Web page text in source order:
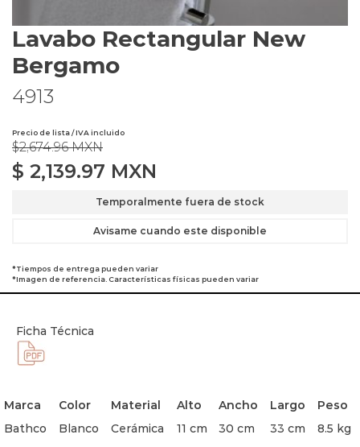
Lavabo Rectangular New
Bergamo
4913
Precio de lista / IVA incluido
$2,674.96 MXN
$ 2,139.97 MXN
Temporalmente fuera de stock
Avisame cuando este disponible
*Tiempos de entrega pueden variar
*Imagen de referencia. Características físicas pueden variar
Ficha Técnica
Marca Color Material Alto Ancho Largo
Peso
Bathco
Blanco Cerámica 11 cm 30 cm 33 cm 8.5 kg